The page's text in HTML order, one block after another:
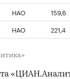
НАО 159,6
НАО 221,4